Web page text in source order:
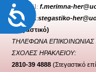
Ε-mail: f.merimna-
Ε-mail:stegastiko-
στεγαστικό)
ΤΗΛΕΦΩΝΑ ΕΠΙΚΟΙΝΩΝΙΑΣ
ΣΧΟΛΕΣ ΗΡΑΚΛΕΙΟΥ:
2810-39 4888 (Στεγαστικό